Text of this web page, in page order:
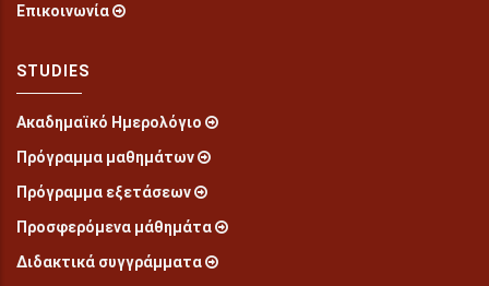
Επικοινωνία
STUDIES
Ακαδημαϊκό Ημερολόγιο
Πρόγραμμα μαθημάτων
Πρόγραμμα εξετάσεων
Προσφερόμενα μάθημάτα
Διδακτικά συγγράμματα